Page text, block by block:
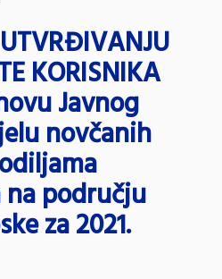
KORISNIKA
Javnog
novčanih
području
za 2021.